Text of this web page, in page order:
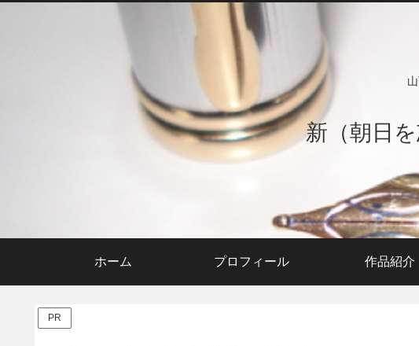
新（朝日
ホーム プロフィール 作品紹介
PR